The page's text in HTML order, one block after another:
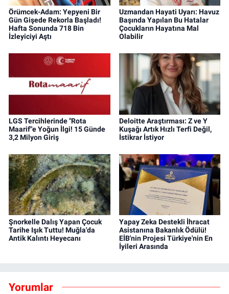
Örümcek-Adam: Yepyeni Bir
Gün Gişede Rekorla Başladı!
Hafta Sonunda 718 Bin
İzleyiciyi Aştı
Uzmandan Hayati Uyarı: Havuz
Başında Yapılan Bu Hatalar
Çocukların Hayatına Mal
Olabilir
LGS Tercihlerinde "Rota
Maarif"e Yoğun İlgi! 15 Günde
3,2 Milyon Giriş
Deloitte Araştırması: Z ve Y
Kuşağı Artık Hızlı Terfi Değil,
İstikrar İstiyor
Şnorkelle Dalış Yapan Çocuk
Tarihe Işık Tuttu! Muğla'da
Antik Kalıntı Heyecanı
Yapay Zeka Destekli İhracat
Asistanına Bakanlık Ödülü!
EİB'nin Projesi Türkiye'nin En
İyileri Arasında
Yorumlar